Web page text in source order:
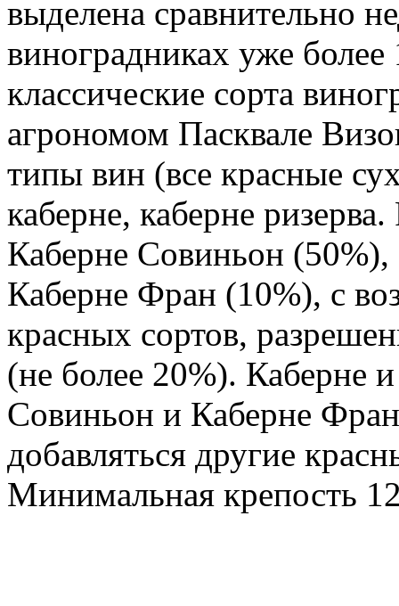
выделена сравнительно
виноградниках уже
классические сорта
агрономом Пасквале
типы вин (все красные
каберне, каберне
Каберне Совиньон
Каберне Фран (10%), с
красных сортов,
(не более 20%). Каберне
Совиньон и Каберне
добавляться другие
Минимальная крепость